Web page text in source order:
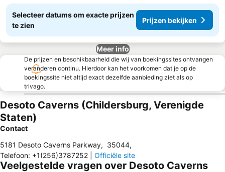
Selecteer datums om exacte prijzen
te zien
Prijzen bekijken
Meer info
De prijzen en beschikbaarheid die wij van boekingssites ontvangen
veranderen continu. Hierdoor kan het voorkomen dat je op de
boekingssite niet altijd exact dezelfde aanbieding ziet als op
trivago.
Desoto Caverns (Childersburg, Verenigde
Staten)
Contact
5181 Desoto Caverns Parkway, 35044,
Telefoon: +1(256)3787252 Officiële site
Veelgestelde vragen over Desoto Caverns